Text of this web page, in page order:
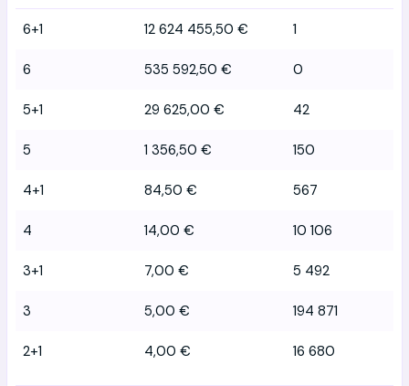
6+1 12 624 455,50 € 1
6 535 592,50 € 0
5+1 29 625,00 € 42
5 1 356,50 € 150
4+1 84,50 € 567
4 14,00 € 10 106
3+1 7,00 € 5 492
3 5,00 € 194 871
2+1 4,00 € 16 680